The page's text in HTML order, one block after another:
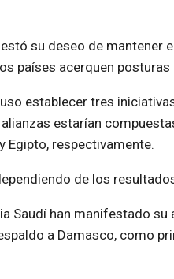
su deseo de mantener
países acerquen
establecer tres
estarían
Egipto, respectivamente.
de los
Saudí han manifestado
a Damasco, como